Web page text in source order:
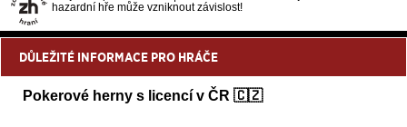
hazardní hře může vzniknout závislost!
DŮLEŽITÉ INFORMACE PRO HRÁČE
Pokerové herny s licencí v ČR 🇨🇿